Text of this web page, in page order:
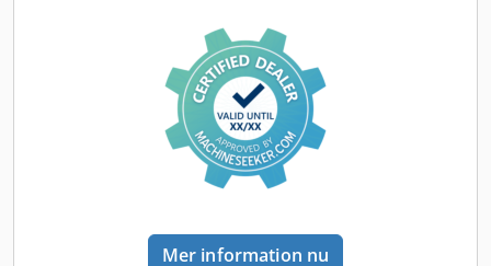
370/340/H320 mm -Vikt: 8,1 kg/st
Mer information nu